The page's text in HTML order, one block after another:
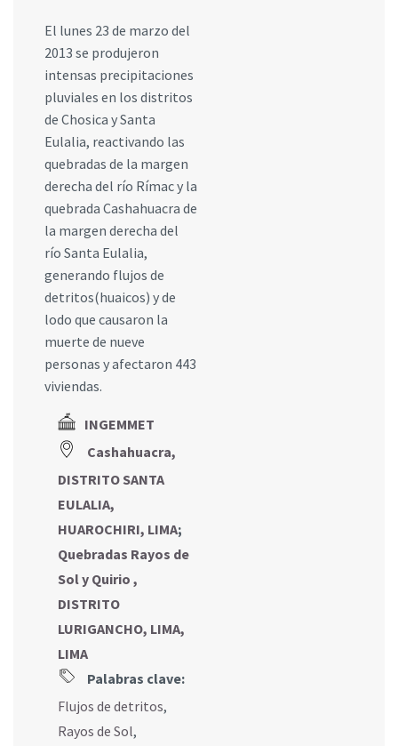
El lunes 23 de marzo del
2013 se produjeron
intensas precipitaciones
pluviales en los distritos
de Chosica y Santa
Eulalia, reactivando las
quebradas de la margen
derecha del río Rímac y la
quebrada Cashahuacra de
la margen derecha del
río Santa Eulalia,
generando flujos de
detritos(huaicos) y de
lodo que causaron la
muerte de nueve
personas y afectaron 443
viviendas.
INGEMMET
Cashahuacra,
DISTRITO SANTA
EULALIA,
HUAROCHIRI, LIMA;
Quebradas Rayos de
Sol y Quirio ,
DISTRITO
LURIGANCHO, LIMA,
LIMA
Palabras clave:
Flujos de detritos,
Rayos de Sol,